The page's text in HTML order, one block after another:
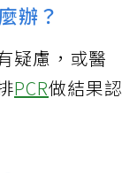
辦？
疑慮，或醫
PCR做結果認